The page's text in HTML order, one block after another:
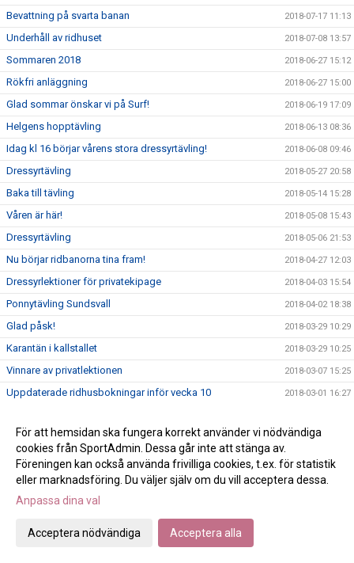
Bevattning på svarta banan 2018-07-17 11:13
Underhåll av ridhuset 2018-07-08 13:57
Sommaren 2018 2018-06-27 15:12
Rökfri anläggning 2018-06-27 15:00
Glad sommar önskar vi på Surf! 2018-06-19 17:09
Helgens hopptävling 2018-06-13 08:36
Idag kl 16 börjar vårens stora dressyrtävling! 2018-06-08 09:46
Dressyrtävling 2018-05-27 20:58
Baka till tävling 2018-05-14 15:28
Våren är här! 2018-05-08 15:43
Dressyrtävling 2018-05-06 21:53
Nu börjar ridbanorna tina fram! 2018-04-27 12:03
Dressyrlektioner för privatekipage 2018-04-03 15:54
Ponnytävling Sundsvall 2018-04-02 18:38
Glad påsk! 2018-03-29 10:29
Karantän i kallstallet 2018-03-29 10:25
Vinnare av privatlektionen 2018-03-07 15:25
Uppdaterade ridhusbokningar inför vecka 10 2018-03-01 16:27
Restaurangchansen 2018-02-21 11:14
Teorivecka v.10 2018-02-12 11:29
Ridläger sommaren 2018 2018-02-05 11:34
Travmockning
Gröntkort kurs 9-11/2
För att hemsidan ska fungera korrekt använder vi nödvändiga
cookies från SportAdmin. Dessa går inte att stänga av.
Föreningen kan också använda frivilliga cookies, t.ex. för statistik
eller marknadsföring. Du väljer själv om du vill acceptera dessa.
Anpassa dina val
Acceptera nödvändiga Acceptera alla